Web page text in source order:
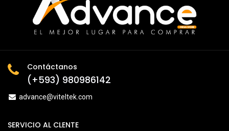
Contáctanos
(+593) 980986142
advance@viteltek.com
SERVICIO AL CLENTE